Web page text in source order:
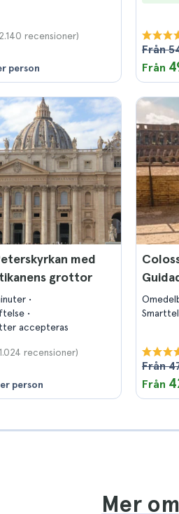
recensioner)
person
Från
Från
med
grottor
accepteras
recensioner)
person
Från
Från
Mer